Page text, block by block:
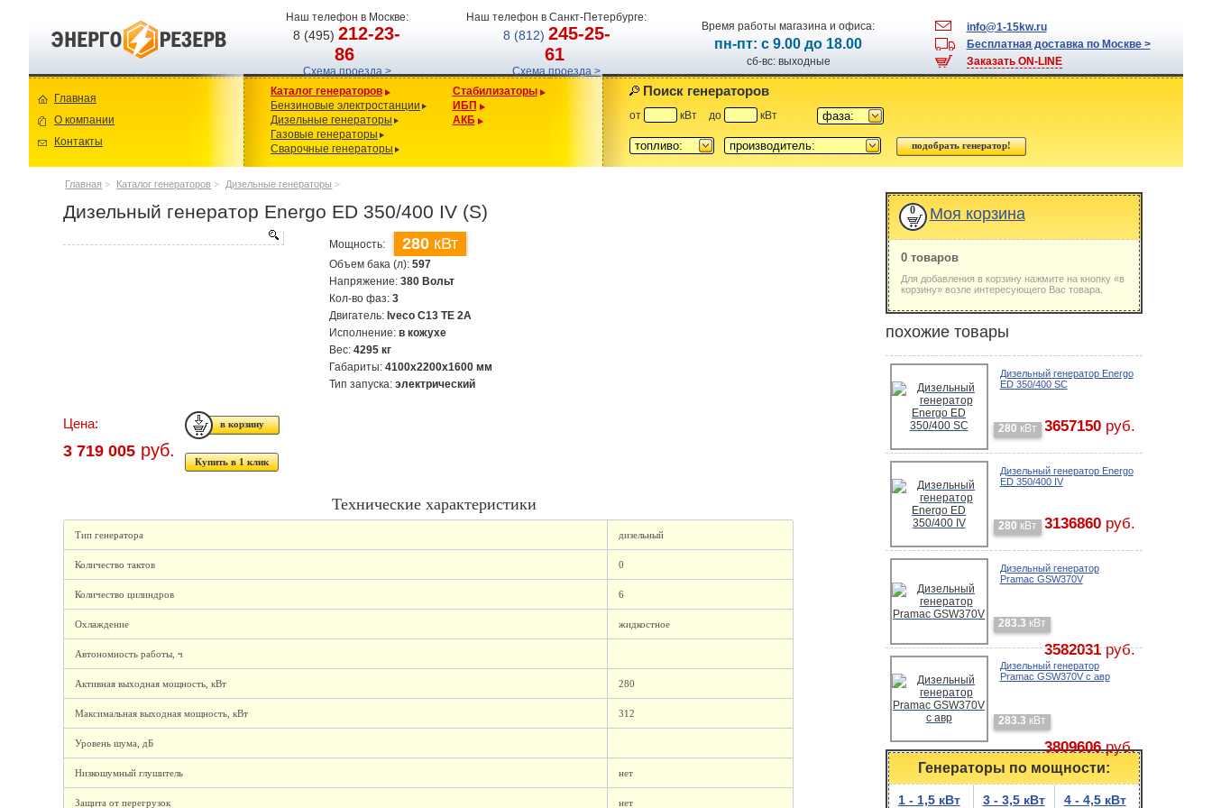
Наш телефон в Москве:
8 (495)212-23-
86
Схема проезда >
Наш телефон в Санкт-Петербурге:
8 (812) 245-25-
61
Схема проезда >
Время работы магазина и офиса:
пн-пт: с 9.00 до 18.00
сб-вс: выходные
info@1-15kw.ru
Бесплатная доставка по Москве >
Заказать ON-LINE
Главная
О компании
Контакты
Каталог генераторов
Бензиновые электростанции
Дизельные генераторы
Газовые генераторы
Сварочные генераторы
Стабилизаторы
ИБП
АКБ
Поиск генераторов
от кВт до кВт фаза:
топливо: производитель:
Главная > Каталог генераторов > Дизельные генераторы >
Дизельный генератор Energo ED 350/400 IV (S)
Мощность: 280 кВт
Объем бака (л):597
Напряжение:380 Вольт
Кол-во фаз:3
Двигатель: Iveco C13 TE 2A
Исполнение:в кожухе
Вес:4295 кг
Габариты:4100x2200x1600 мм
Тип запуска:электрический
Цена:
3 719 005 руб.
Купить в 1 клик
Технические характеристики
Тип генератора дизельный
Количество тактов 0
Количество цилиндров 6
Охлаждение жидкостное
Автономность работы, ч
Активная выходная мощность, кВт 280
Максимальная выходная мощность, кВт 312
Уровень шума, дБ
Низкошумный глушитель нет
Защита от перегрузок нет
0 Моя корзина
0 товаров
Для добавления в корзину нажмите на кнопку «в
корзину» возле интересующего Вас товара.
похожие товары
Дизельный генератор Energo
ED 350/400 SC
280 кВт 3657150руб.
Дизельный генератор Energo
ED 350/400 IV
280 кВт 3136860руб.
Дизельный генератор
Pramac GSW370V
283.3 кВт
3582031руб.
Дизельный генератор
Pramac GSW370V с авр
283.3 кВт
3809606руб.
Генераторы по мощности:
1 - 1,5 кВт 3 - 3,5 кВт 4 - 4,5 кВт